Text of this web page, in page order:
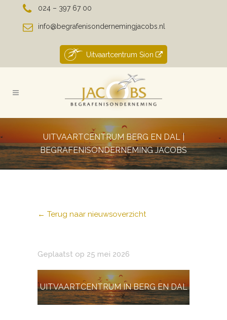
024 – 397 67 00
info@begrafenisondernemingjacobs.nl
Uitvaartcentrum Sion
UITVAARTCENTRUM BERG EN DAL |
BEGRAFENISONDERNEMING JACOBS
← Terug naar nieuwsoverzicht
Geplaatst op 25 mei 2026
UITVAARTCENTRUM IN BERG EN DAL